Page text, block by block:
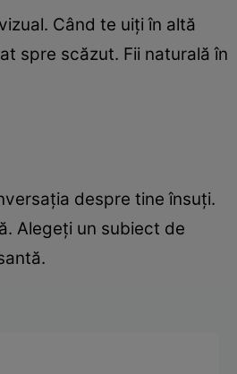
Când te uiţi în altă
spre scăzut. Fii naturală în
despre tine însuţi.
Alegeţi un subiect de